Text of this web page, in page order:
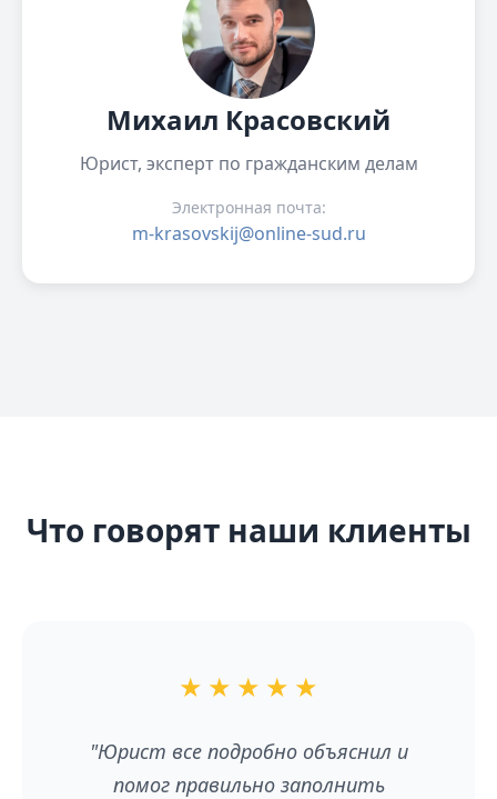
Михаил Красовский
Юрист, эксперт по гражданским делам
Электронная почта:
m-krasovskij@online-sud.ru
Что говорят наши клиенты
★ ★ ★ ★ ★
"Юрист все подробно объяснил и
помог правильно заполнить